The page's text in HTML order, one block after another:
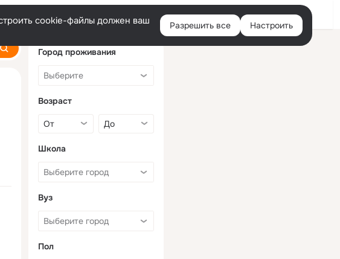
Войти
cookie-файлы должен ваш
Разрешить все Настроить
Город проживания
Возраст
Школа
Вуз
Пол